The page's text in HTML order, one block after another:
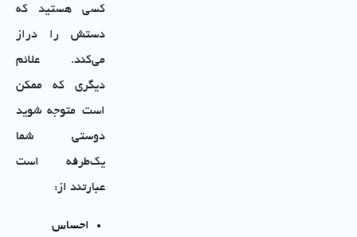
کسی هستید که
دستش را دراز
می‌کند. علائم
دیگری که ممکن
است متوجه شوید
دوستی شما
یک‌طرفه است
عبارتند از:
احساس